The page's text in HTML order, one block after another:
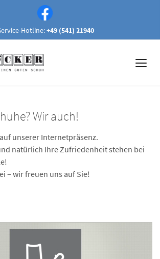
Hotline:+49 (541) 21940
Wir auch!
unserer Internetpräsenz.
natürlich Ihre Zufriedenheit stehen bei
– wir freuen uns auf Sie!